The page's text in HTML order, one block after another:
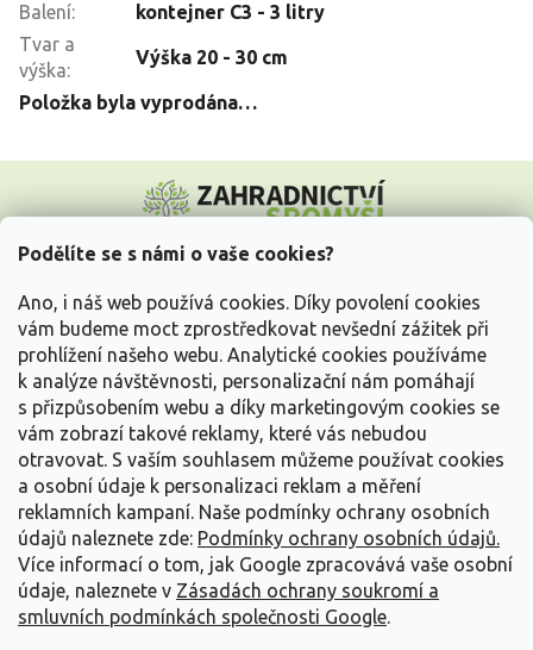
Podělíte se s námi o vaše cookies?
Ano, i náš web používá cookies. Díky povolení cookies
vám budeme moct zprostředkovat nevšední zážitek při
prohlížení našeho webu. Analytické cookies používáme
k analýze návštěvnosti, personalizační nám pomáhají
s přizpůsobením webu a díky marketingovým cookies se
vám zobrazí takové reklamy, které vás nebudou
otravovat. S vaším souhlasem můžeme používat cookies
a osobní údaje k personalizaci reklam a měření
reklamních kampaní. Naše podmínky ochrany osobních
údajů naleznete zde: Podmínky ochrany osobních údajů.
Více informací o tom, jak Google zpracovává vaše osobní
údaje, naleznete v Zásadách ochrany soukromí a
smluvních podmínkách společnosti Google.
Balení:
kontejner C3 - 3 litry
Tvar a
výška:
Výška 20 - 30 cm
Položka byla vyprodána…
p
Vše o nákupu
Informace pro Vás
Kontakujte nás